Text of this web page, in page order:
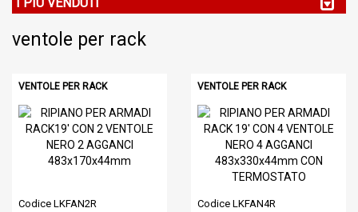
ventole per rack
VENTOLE PER RACK
Codice LKFAN2R
VENTOLE PER RACK
Codice LKFAN4R